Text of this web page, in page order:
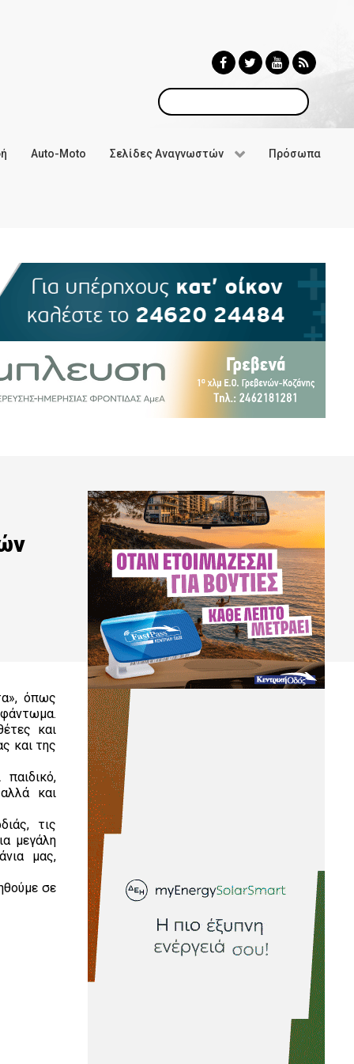
Αναζήτηση
Auto-Moto Σελίδες Αναγνωστών Πρόσωπα
όπως
και
και της
και
τις
μεγάλη
μας,
σε